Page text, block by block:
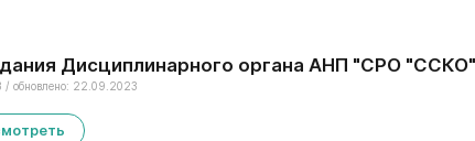
Дисциплинарного органа АНП "СРО
/ обновлено: 22.09.2023